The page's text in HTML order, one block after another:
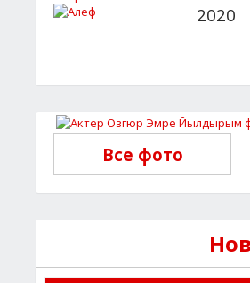
2020
Все фото